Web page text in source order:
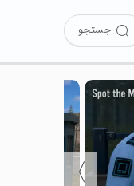
جستجو
〉